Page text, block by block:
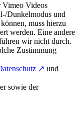
Vimeo Videos
Dunkelmodus und
muss hierzu
werden. Eine andere
wir nicht durch.
Zustimmung
↗ und
sowie der